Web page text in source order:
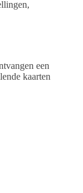
een
kaarten